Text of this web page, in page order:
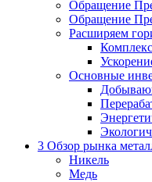
Обращение
Обращение
Расширяем
Основные
3 Обзор рынка
Никель
Медь